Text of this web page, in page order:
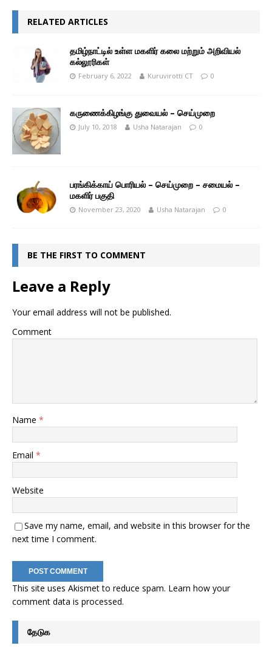
RELATED ARTICLES
தமிழ்நாட்டில் உள்ள மகளிர் கலை மற்றும் அறிவியல்
கல்லூரிகள்
February 6, 2022 Kuruvirotti CT 0
கருணைக்கிழங்கு துவையல் – செய்முறை
July 10, 2018 Usha Natarajan 0
பரங்கிக்காய் பொரியல் – செய்முறை – சமையல் –
மகளிர் பகுதி
November 23, 2020 Usha Natarajan 0
BE THE FIRST TO COMMENT
Leave a Reply
Your email address will not be published.
Comment
Name *
Email *
Website
Save my name, email, and website in this browser for the
next time I comment.
This site uses Akismet to reduce spam. Learn how your
comment data is processed.
தேடுக